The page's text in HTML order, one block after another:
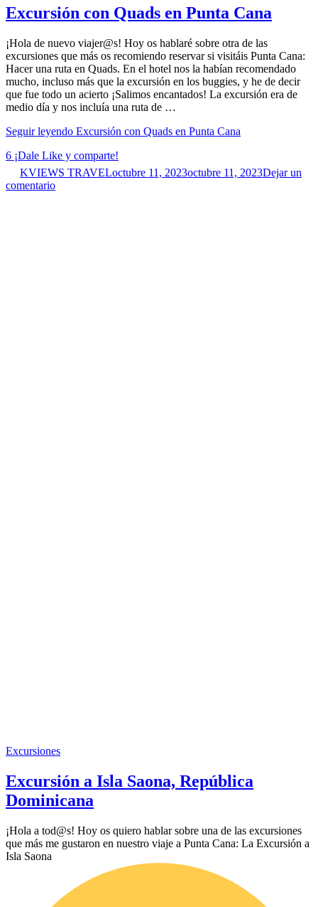
Excursión con Quads en Punta Cana
¡Hola de nuevo viajer@s! Hoy os hablaré sobre otra de las
excursiones que más os recomiendo reservar si visitáis Punta Cana:
Hacer una ruta en Quads. En el hotel nos la habían recomendado
mucho, incluso más que la excursión en los buggies, y he de decir
que fue todo un acierto ¡Salimos encantados! La excursión era de
medio día y nos incluía una ruta de …
Seguir leyendo Excursión con Quads en Punta Cana
6 ¡Dale Like y comparte!
KVIEWS TRAVELoctubre 11, 2023octubre 11, 2023Dejar un
comentario
Excursiones
Excursión a Isla Saona, República
Dominicana
¡Hola a tod@s! Hoy os quiero hablar sobre una de las excursiones
que más me gustaron en nuestro viaje a Punta Cana: La Excursión a
Isla Saona